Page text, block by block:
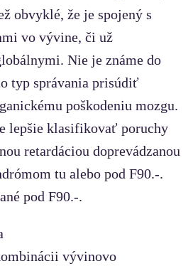
obvyklé, že je spojený s
vo vývine, či už
Nie je známe do
typ správania prisúdiť
poškodeniu mozgu.
lepšie klasifikovať poruchy
retardáciou doprevádzanou
tu alebo pod F90.-.
pod F90.-.
vývinovo